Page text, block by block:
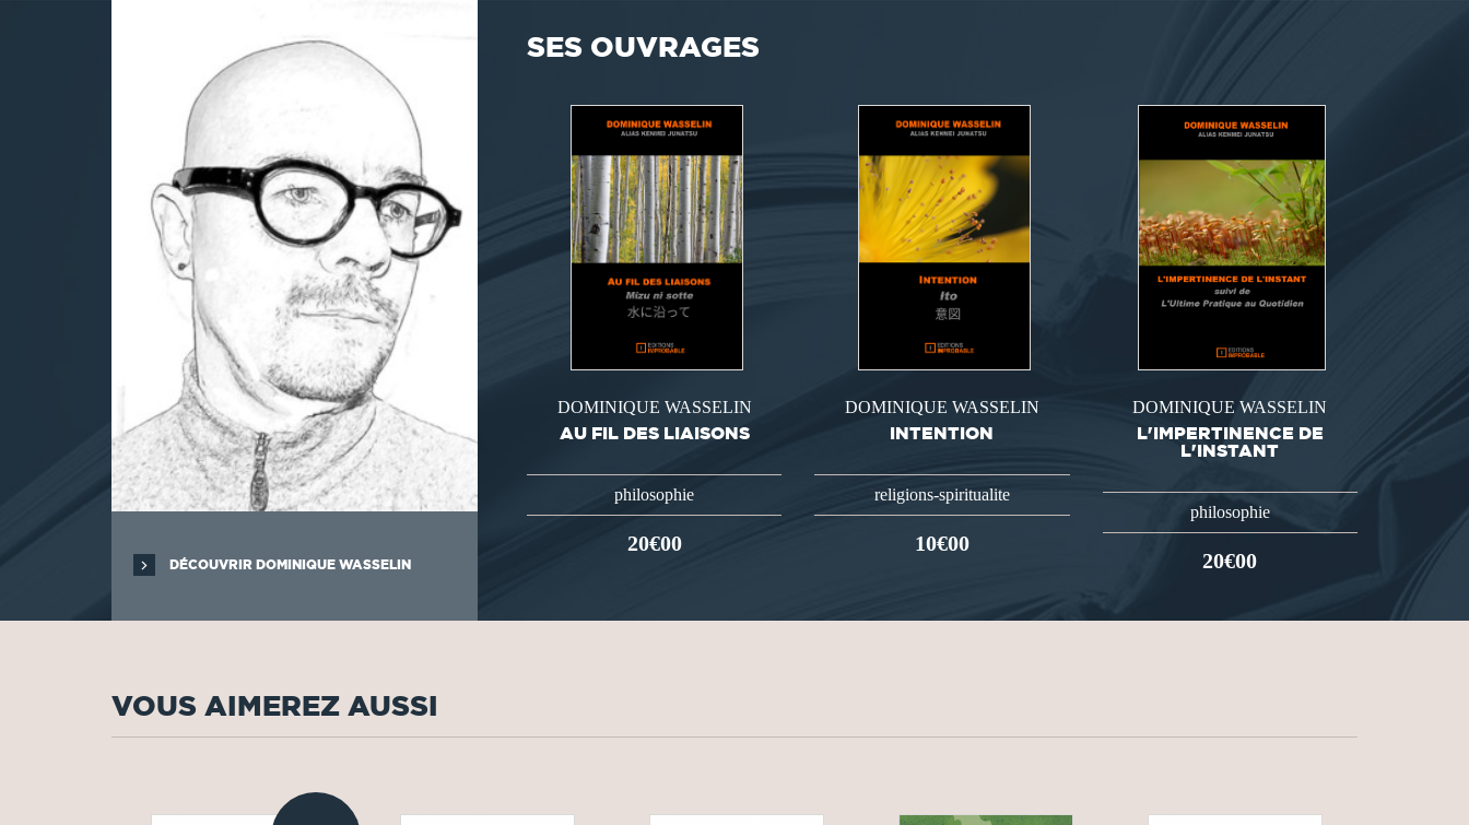
DÉCOUVRIR DOMINIQUE WASSELIN
SES OUVRAGES
DOMINIQUE WASSELIN
AU FIL DES LIAISONS
philosophie
20€00
DOMINIQUE WASSELIN
INTENTION
religions-spiritualite
10€00
DOMINIQUE WASSELIN
L'IMPERTINENCE DE
L'INSTANT
philosophie
20€00
VOUS AIMEREZ AUSSI